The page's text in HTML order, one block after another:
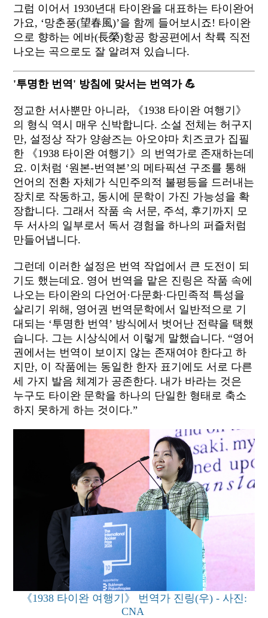
그럼 이어서 1930년대 타이완을 대표하는 타이완어
가요, ‘망춘풍(望春風)’을 함께 들어보시죠! 타이완
으로 향하는 에바(長榮)항공 항공편에서 착륙 직전
나오는 곡으로도 잘 알려져 있습니다.
'투명한 번역' 방침에 맞서는 번역가 💪
정교한 서사뿐만 아니라, 《1938 타이완 여행기》
의 형식 역시 매우 신박합니다. 소설 전체는 허구지
만, 설정상 작가 양솽즈는 아오야마 치즈코가 집필
한 《1938 타이완 여행기》의 번역가로 존재하는데
요. 이처럼 ‘원본-번역본’의 메타픽션 구조를 통해
언어의 전환 자체가 식민주의적 불평등을 드러내는
장치로 작동하고, 동시에 문학이 가진 가능성을 확
장합니다. 그래서 작품 속 서문, 주석, 후기까지 모
두 서사의 일부로서 독서 경험을 하나의 퍼즐처럼
만들어냅니다.
그런데 이러한 설정은 번역 작업에서 큰 도전이 되
기도 했는데요. 영어 번역을 맡은 진링은 작품 속에
나오는 타이완의 다언어·다문화·다민족적 특성을
살리기 위해, 영어권 번역문학에서 일반적으로 기
대되는 ‘투명한 번역’ 방식에서 벗어난 전략을 택했
습니다. 그는 시상식에서 이렇게 말했습니다. “영어
권에서는 번역이 보이지 않는 존재여야 한다고 하
지만, 이 작품에는 동일한 한자 표기에도 서로 다른
세 가지 발음 체계가 공존한다. 내가 바라는 것은
누구도 타이완 문학을 하나의 단일한 형태로 축소
하지 못하게 하는 것이다.”
《1938 타이완 여행기》 번역가 진링(우) - 사진:
CNA